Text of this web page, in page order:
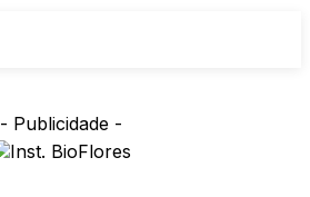
- Publicidade -